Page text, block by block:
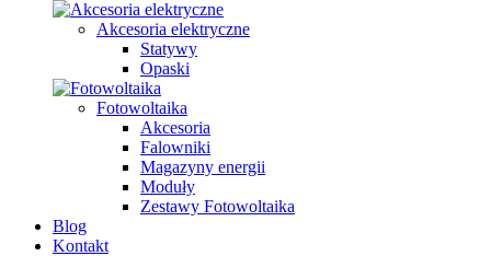
Akcesoria elektryczne
Statywy
Opaski
Fotowoltaika
Akcesoria
Falowniki
Magazyny energii
Moduły
Zestawy Fotowoltaika
Blog
Kontakt